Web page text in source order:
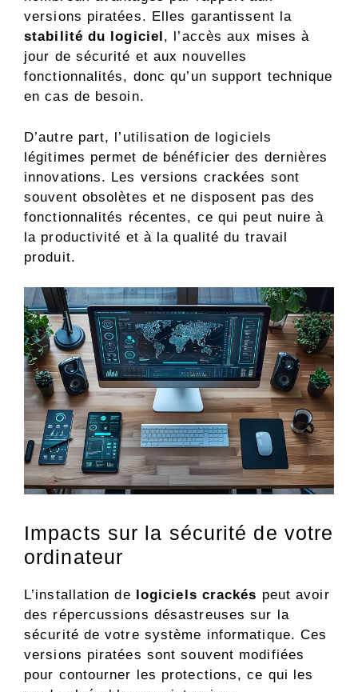
versions piratées. Elles garantissent la
stabilité du logiciel , l’accès aux mises à
jour de sécurité et aux nouvelles
fonctionnalités, donc qu’un support technique
en cas de besoin.
D’autre part, l’utilisation de logiciels
légitimes permet de bénéficier des dernières
innovations. Les versions crackées sont
souvent obsolètes et ne disposent pas des
fonctionnalités récentes, ce qui peut nuire à
la productivité et à la qualité du travail
produit.
Impacts sur la sécurité de votre
ordinateur
L’installation de logiciels crackés peut avoir
des répercussions désastreuses sur la
sécurité de votre système informatique. Ces
versions piratées sont souvent modifiées
pour contourner les protections, ce qui les